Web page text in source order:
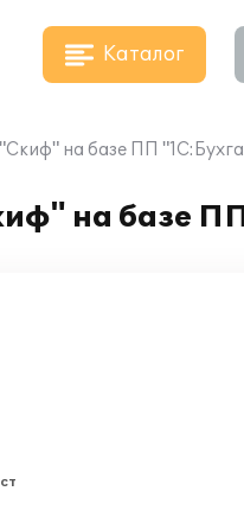
Каталог
на базе ПП
на базе